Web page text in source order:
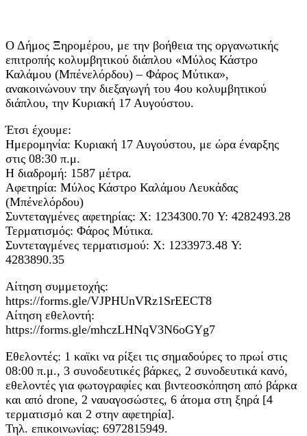
Ο Δήμος Ξηρομέρου, με την βοήθεια της οργανωτικής
επιτροπής κολυμβητικού διάπλου «Μύλος Κάστρο
Καλάμου (Μπένελόρδου) – Φάρος Μύτικα»,
ανακοινώνουν την διεξαγωγή του 4ου κολυμβητικού
διάπλου, την Κυριακή 17 Αυγούστου.
Έτσι έχουμε:
Ημερομηνία: Κυριακή 17 Αυγούστου, με ώρα έναρξης
στις 08:30 π.μ.
Η διαδρομή: 1587 μέτρα.
Αφετηρία: Μύλος Κάστρο Καλάμου Λευκάδας
(Μπένελόρδου)
Συντεταγμένες αφετηρίας: X: 1234300.70 Υ: 4282493.28
Τερματισμός: Φάρος Μύτικα.
Συντεταγμένες τερματισμού: X: 1233973.48 Υ:
4283890.35
Αίτηση συμμετοχής:
https://forms.gle/VJPHUnVRz1SrEECT8
Αίτηση εθελοντή:
https://forms.gle/mhczLHNqV3N6oGYg7
Εθελοντές: 1 καϊκι να ρίξει τις σημαδούρες το πρωί στις
08:00 π.μ., 3 συνοδευτικές βάρκες, 2 συνοδευτικά κανό,
εθελοντές για φωτογραφίες και βιντεοσκόπηση από βάρκα
και από drone, 2 ναυαγοσώστες, 6 άτομα στη ξηρά [4
τερματισμό και 2 στην αφετηρία].
Τηλ. επικοινωνίας: 6972815949.